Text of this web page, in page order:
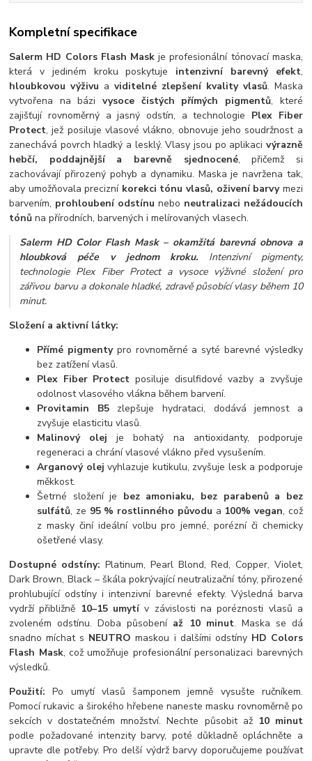
Kompletní specifikace
Salerm HD Colors Flash Maskje profesionální tónovací maska,
která v jediném kroku poskytuje intenzivní barevný efekt,
hloubkovou výživu aviditelné zlepšení kvality vlasů. Maska
vytvořena na bázivysoce čistých přímých pigmentů, které
zajišťují rovnoměrný a jasný odstín, a technologie Plex Fiber
Protect, jež posiluje vlasové vlákno, obnovuje jeho soudržnost a
zanechává povrch hladký a lesklý. Vlasy jsou po aplikaci výrazně
hebčí, poddajnější a barevně sjednocené, přičemž si
zachovávají přirozený pohyb a dynamiku. Maska je navržena tak,
aby umožňovala precizní korekci tónu vlasů, oživení barvymezi
barvením, prohloubení odstínu nebo neutralizaci nežádoucích
tónů na přírodních, barvených i melírovaných vlasech.
Salerm HD Color Flash Mask – okamžitá barevná obnova a
hloubková péče v jednom kroku. Intenzivní pigmenty,
technologie Plex Fiber Protect a vysoce výživné složení pro
zářivou barvu a dokonale hladké, zdravě působící vlasy během 10
minut.
Složení a aktivní látky:
Přímé pigmentypro rovnoměrné a syté barevné výsledky
bez zatížení vlasů.
Plex Fiber Protect posiluje disulfidové vazby a zvyšuje
odolnost vlasového vlákna během barvení.
Provitamin B5zlepšuje hydrataci, dodává jemnost a
zvyšuje elasticitu vlasů.
Malinový olej je bohatý na antioxidanty, podporuje
regeneraci a chrání vlasové vlákno před vysušením.
Arganový olej vyhlazuje kutikulu, zvyšuje lesk a podporuje
měkkost.
Šetrné složení je bez amoniaku, bez parabenů a bez
sulfátů, ze 95 % rostlinného původu a 100% vegan, což
z masky činí ideální volbu pro jemné, porézní či chemicky
ošetřené vlasy.
Dostupné odstíny: Platinum, Pearl Blond, Red, Copper, Violet,
Dark Brown, Black – škála pokrývající neutralizační tóny, přirozené
prohlubující odstíny i intenzivní barevné efekty. Výsledná barva
vydrží přibližně 10–15 umytív závislosti na poréznosti vlasů a
zvoleném odstínu. Doba působení až 10 minut. Maska se dá
snadno míchat s NEUTRO maskou i dalšími odstíny HD Colors
Flash Mask, což umožňuje profesionální personalizaci barevných
výsledků.
Použití: Po umytí vlasů šamponem jemně vysušte ručníkem.
Pomocí rukavic a širokého hřebene naneste masku rovnoměrně po
sekcích v dostatečném množství. Nechte působit až 10 minut
podle požadované intenzity barvy, poté důkladně opláchněte a
upravte dle potřeby. Pro delší výdrž barvy doporučujeme používat